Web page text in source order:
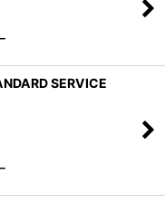
SERVICE